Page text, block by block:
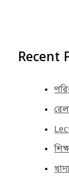
Recent